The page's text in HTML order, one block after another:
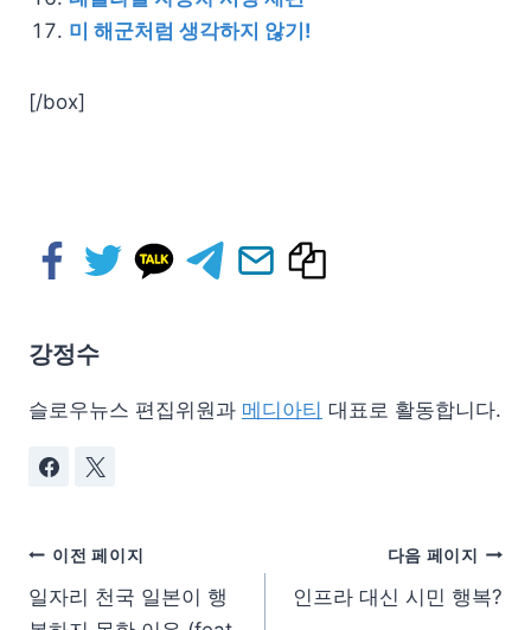
미 해군처럼 생각하지 않기!
[/box]
강정수
슬로우뉴스 편집위원과 메디아티 대표로 활동합니다.
이전 페이지
일자리 천국 일본이 행
다음 페이지
인프라 대신 시민 행복?